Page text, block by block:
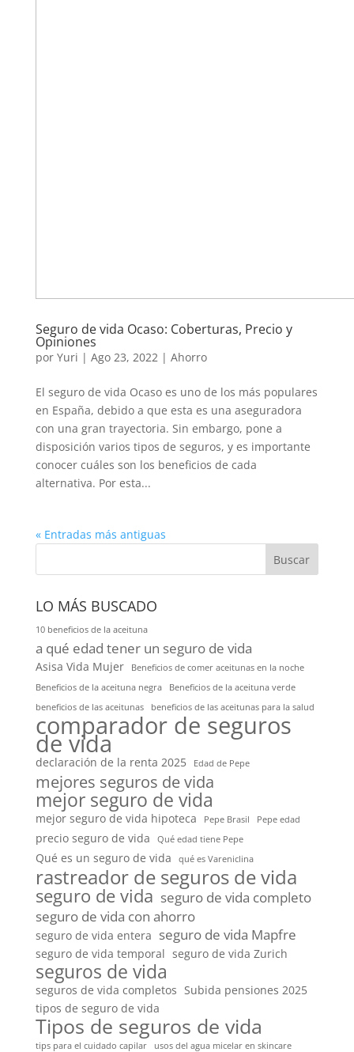
Seguro de vida Ocaso: Coberturas, Precio y
Opiniones
por Yuri | Ago 23, 2022| Ahorro
El seguro de vida Ocaso es uno de los más populares
en España, debido a que esta es una aseguradora
con una gran trayectoria. Sin embargo, pone a
disposición varios tipos de seguros, y es importante
conocer cuáles son los beneficios de cada
alternativa. Por esta...
« Entradas más antiguas
Buscar
LO MÁS BUSCADO
10 beneficios de la aceituna
a qué edad tener un seguro de vida
Asisa Vida Mujer
Beneficios de comer aceitunas en la noche
Beneficios de la aceituna negra
Beneficios de la aceituna verde
beneficios de las aceitunas
beneficios de las aceitunas para la salud
comparador de seguros
de vida
declaración de la renta 2025 Edad de Pepe
mejores seguros de vida
mejor seguro de vida
mejor seguro de vida hipoteca Pepe Brasil Pepe edad
precio seguro de vida Qué edad tiene Pepe
Qué es un seguro de vida qué es Vareniclina
rastreador de seguros de vida
seguro de vida seguro de vida completo
seguro de vida con ahorro
seguro de vida entera seguro de vida Mapfre
seguro de vida temporal seguro de vida Zurich
seguros de vida
seguros de vida completos Subida pensiones 2025
tipos de seguro de vida
Tipos de seguros de vida
tips para el cuidado capilar
usos del agua micelar en skincare